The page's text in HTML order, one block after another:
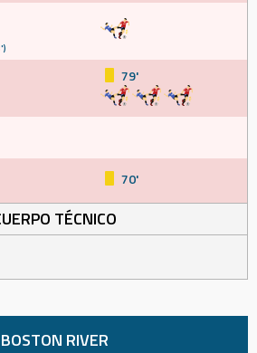
79'
70'
TÉCNICO
BOSTON RIVER